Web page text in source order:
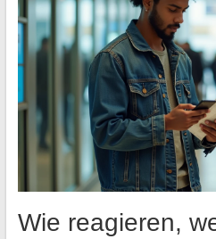
Wie reagieren,